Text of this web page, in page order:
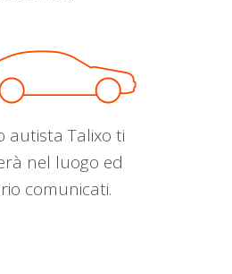
autista Talixo ti
nel luogo ed
comunicati.